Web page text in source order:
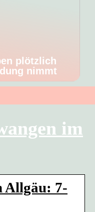
plötzlich
nimmt
im
Allgäu: 7-